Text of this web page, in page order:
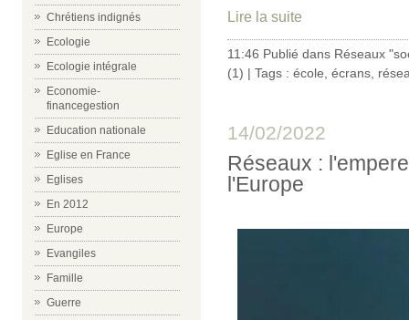
Chrétiens indignés
Ecologie
Ecologie intégrale
Economie-
financegestion
Education nationale
Eglise en France
Eglises
En 2012
Europe
Evangiles
Famille
Guerre
Lire la suite
11:46 Publié dans Réseaux
(1) | Tags : école écrans
14/02/2022
Réseaux :
l'Europe